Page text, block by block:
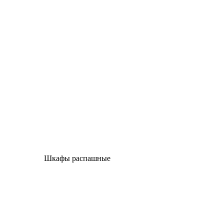
Шкафы распашные